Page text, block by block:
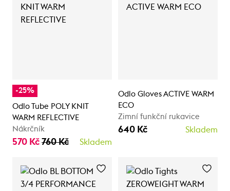
-25%
Odlo Tube POLY KNIT
WARM REFLECTIVE
Nákrčník
570 Kč 760 Kč Skladem
Odlo Gloves ACTIVE WARM
ECO
Zimní funkční rukavice
640 Kč Skladem